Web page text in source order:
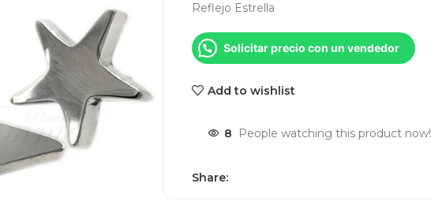
Reflejo Estrella
Solicitar precio con un vendedor
Add to wishlist
8 People watching this product now!
Share: